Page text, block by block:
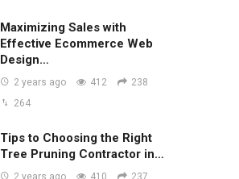
Maximizing Sales with
Effective Ecommerce Web
Design…
2 years ago 412
238
264
Tips to Choosing the Right
Tree Pruning Contractor in…
2 years ago 410 237